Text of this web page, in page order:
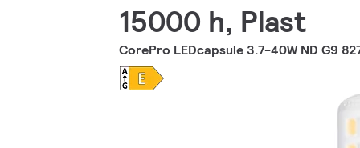
15000 h, Plast
CorePro LEDcapsule 3.7-40W ND G9